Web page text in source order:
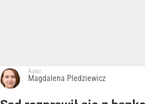
Autor:
Magdalena Pledziewicz